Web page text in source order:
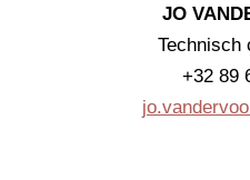
JO
Technisch
+32 89